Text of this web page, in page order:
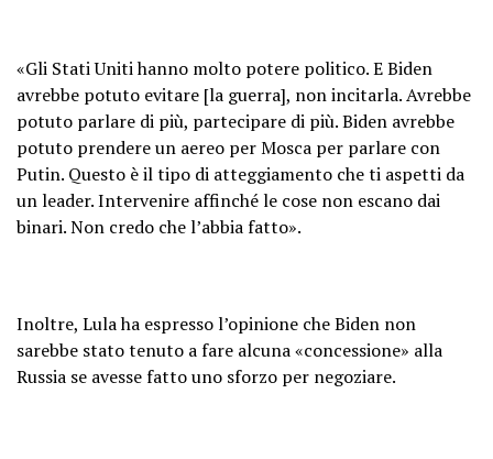
«Gli Stati Uniti hanno molto potere politico. E Biden
avrebbe potuto evitare [la guerra], non incitarla. Avrebbe
potuto parlare di più, partecipare di più. Biden avrebbe
potuto prendere un aereo per Mosca per parlare con
Putin. Questo è il tipo di atteggiamento che ti aspetti da
un leader. Intervenire affinché le cose non escano dai
binari. Non credo che l’abbia fatto».
Inoltre, Lula ha espresso l’opinione che Biden non
sarebbe stato tenuto a fare alcuna «concessione» alla
Russia se avesse fatto uno sforzo per negoziare.